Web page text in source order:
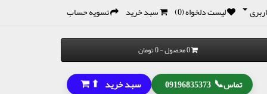
لیست دلخواه (0) سبد خرید تسویه حساب
0 محصول - 0 تومان
تماس📞
09196835373 سبد خرید ⬆